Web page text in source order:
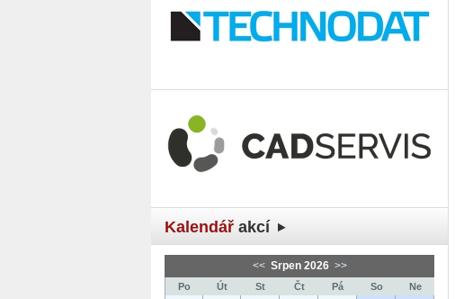
Kalendář akcí
<< Srpen 2026 >>
Po Út St Čt Pá So
Ne